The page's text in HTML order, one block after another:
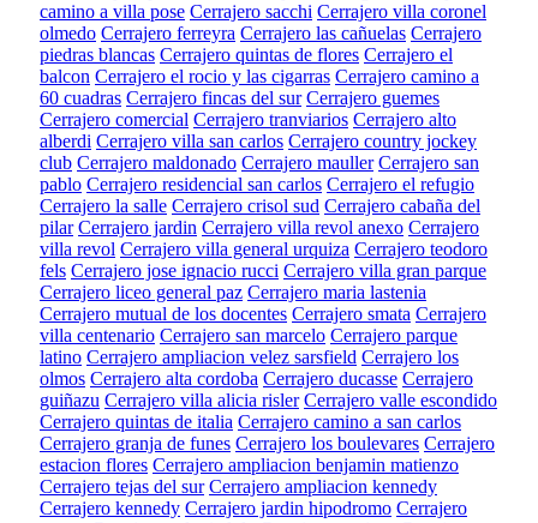
camino a villa pose Cerrajero sacchi Cerrajero villa coronel
olmedo Cerrajero ferreyra Cerrajero las cañuelas Cerrajero
piedras blancas Cerrajero quintas de flores Cerrajero el
balcon Cerrajero el rocio y las cigarras Cerrajero camino a
60 cuadras Cerrajero fincas del sur Cerrajero guemes
Cerrajero comercial Cerrajero tranviarios Cerrajero alto
alberdi Cerrajero villa san carlos Cerrajero country jockey
club Cerrajero maldonado Cerrajero mauller Cerrajero san
pablo Cerrajero residencial san carlos Cerrajero el refugio
Cerrajero la salle Cerrajero crisol sud Cerrajero cabaña del
pilar Cerrajero jardin Cerrajero villa revol anexo Cerrajero
villa revol Cerrajero villa general urquiza Cerrajero teodoro
fels Cerrajero jose ignacio rucci Cerrajero villa gran parque
Cerrajero liceo general paz Cerrajero maria lastenia
Cerrajero mutual de los docentes Cerrajero smata Cerrajero
villa centenario Cerrajero san marcelo Cerrajero parque
latino Cerrajero ampliacion velez sarsfield Cerrajero los
olmos Cerrajero alta cordoba Cerrajero ducasse Cerrajero
guiñazu Cerrajero villa alicia risler Cerrajero valle escondido
Cerrajero quintas de italia Cerrajero camino a san carlos
Cerrajero granja de funes Cerrajero los boulevares Cerrajero
estacion flores Cerrajero ampliacion benjamin matienzo
Cerrajero tejas del sur Cerrajero ampliacion kennedy
Cerrajero kennedy Cerrajero jardin hipodromo Cerrajero